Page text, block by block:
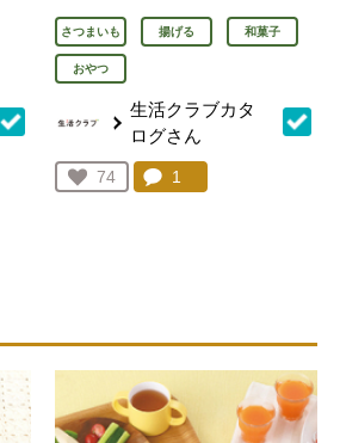
見る。
さつまいも 揚げる 和菓子
おやつ
生活クラブカタ
ログさん
お気に入り登録：
74
人が登録
コメント：
1件。コメントを見る。